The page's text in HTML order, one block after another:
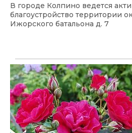
В городе Колпино ведется
благоустройство территории
Ижорского батальона д. 7